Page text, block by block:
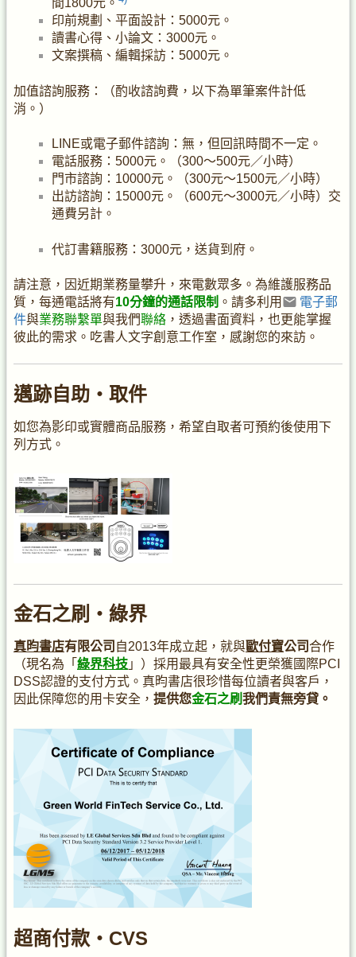
間1800元。
印前規劃、平面設計：5000元。
讀書心得、小論文：3000元。
文案撰稿、編輯採訪：5000元。
加值諮詢服務：（酌收諮詢費，以下為單筆案件計低
消。）
LINE或電子郵件諮詢：無，但回訊時間不一定。
電話服務：5000元。（300～500元／小時）
門市諮詢：10000元。（300元～1500元／小時）
出訪諮詢：15000元。（600元～3000元／小時）交
通費另計。
代訂書籍服務：3000元，送貨到府。
請注意，因近期業務量攀升，來電數眾多。為維護服務品
質，每通電話將有10分鐘的通話限制 。請多利用
電子郵
件與業務聯繫單與我們聯絡 ，透過書面資料，也更能掌握
彼此的需求。吃書人文字創意工作室，感謝您的來訪。
邁跡自助・取件
如您為影印或實體商品服務，希望自取者可預約後使用下
列方式。
金石之刷・綠界
真昀書店有限公司 自2013年成立起，就與歐付寶公司合作
（現名為「 綠界科技 」）採用最具有安全性更榮獲國際PCI
DSS認證的支付方式。真昀書店很珍惜每位讀者與客戶，
因此保障您的用卡安全， 提供您金石之刷我們責無旁貸。
超商付款・CVS